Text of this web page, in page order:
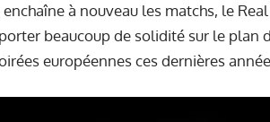
enchaîne à nouveau les matchs, le
beaucoup de solidité sur le
européennes ces dernières